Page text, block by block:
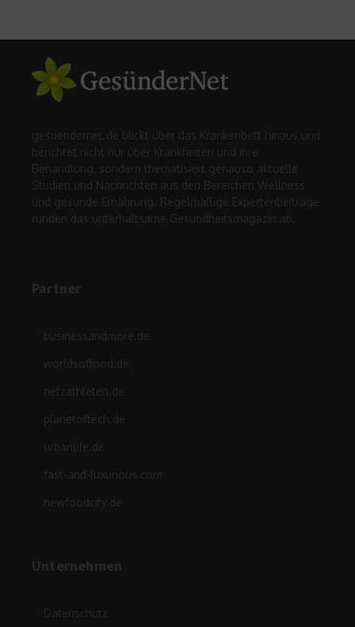
gesuendernet.de blickt über das Krankenbett hinaus und
berichtet nicht nur über Krankheiten und ihre
Behandlung, sondern thematisiert genauso aktuelle
Studien und Nachrichten aus den Bereichen Wellness
und gesunde Ernährung. Regelmäßige Expertenbeiträge
runden das unterhaltsame Gesundheitsmagazin ab.
Partner
businessandmore.de
worldsoffood.de
netzathleten.de
planetoftech.de
urbanlife.de
fast-and-luxurious.com
newfoodcity.de
Unternehmen
Datenschutz